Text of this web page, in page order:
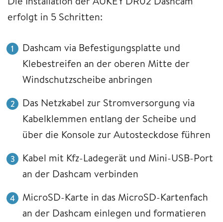
erfolgt in 5 Schritten:
Dashcam via Befestigungsplatte und
Klebestreifen an der oberen Mitte der
Windschutzscheibe anbringen
Das Netzkabel zur Stromversorgung via
Kabelklemmen entlang der Scheibe und
über die Konsole zur Autosteckdose führen
Kabel mit Kfz-Ladegerät und Mini-USB-Port
an der Dashcam verbinden
MicroSD-Karte in das MicroSD-Kartenfach
an der Dashcam einlegen und formatieren